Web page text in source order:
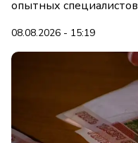
опытных специалистов
08.08.2026 - 15:19